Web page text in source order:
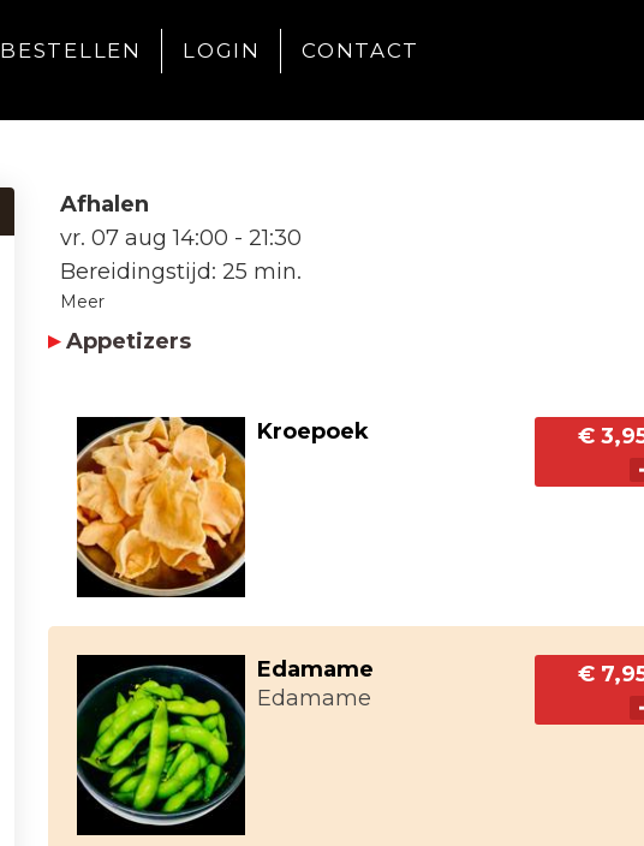
BESTELLEN LOGIN CONTACT
Afhalen
vr. 07 aug14:00 - 21:30
Bereidingstijd: 25 min.
Meer
Appetizers
Kroepoek €
Edamame
Edamame
€